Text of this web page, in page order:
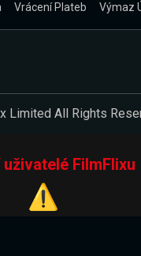
Vrácení Plateb Výmaz
Limited All Rights
uživatelé FilmFlixu
⚠️